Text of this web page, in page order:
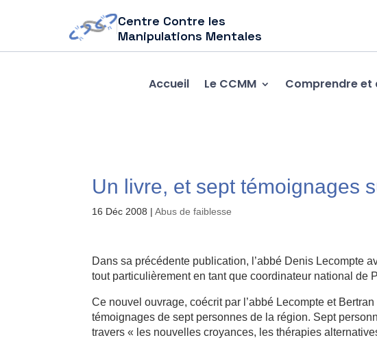
Centre Contre les
Manipulations Mentales
Accueil Le CCMM Comprendre et
Un livre, et sept témoignages
16 Déc 2008 |Abus de faiblesse
Dans sa précédente publication, l’abbé Denis Lecompte
tout particulièrement en tant que coordinateur national de
Ce nouvel ouvrage, coécrit par l’abbé Lecompte et
témoignages de sept personnes de la région. Sept
travers « les nouvelles croyances, les thérapies